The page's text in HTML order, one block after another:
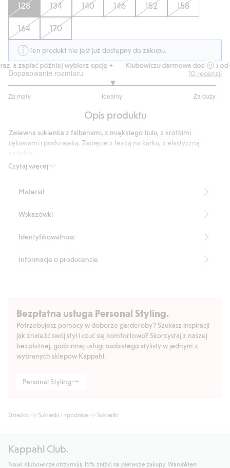
128 134 140 146 152 158
164 170
Ten produkt nie jest już dostępny do zakupu.
a zapłać później wybierz opcję +
Klubowiczu darmowa dostawa od
Dopasowanie rozmiaru
Za mały Idealny Za duży
na
9
głosów
10 recenzji
Opis produktu
Czytaj więcej
Zwiewna sukienka z falbanami, z miękkiego tiulu, z krótkimi
rękawami i podszewką. Zapięcie z łezką na karku, z elastyczną
Produkt zawiera 100% poliestru z odzysku.
Materiał
Wskazówki
Identyfikowalność
Informacje o producencie
Bezpłatna usługa Personal Styling.
Potrzebujesz pomocy w doborze garderoby? Szukasz inspiracji
jak znaleźć swój styl i czuć się komfortowo? Skorzystaj z naszej
bezpłatnej, godzinnej usługi osobistego stylisty w jednym z
wybranych sklepów Kappahl.
Personal Styling
Dziecko Sukienki i spódnice Sukienki
Kappahl Club.
Nowi Klubowicze otrzymują 15% zniżki na pierwsze zakupy. Warunkiem